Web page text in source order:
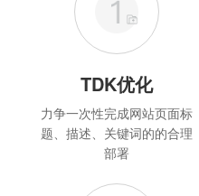
TDK优化
力争一次性完成网站页面标
题、描述、关键词的的合理
部署